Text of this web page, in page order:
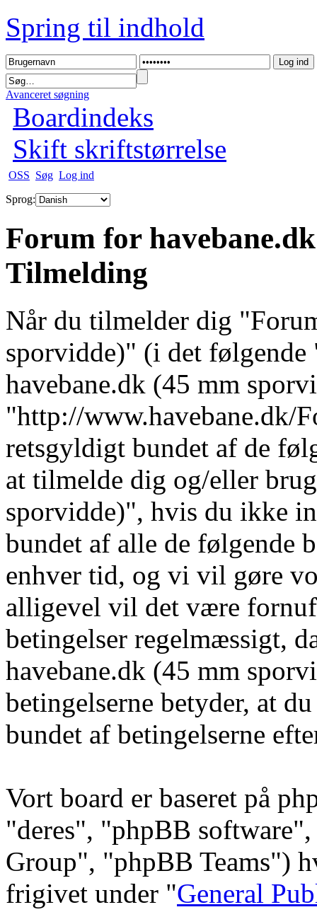
Spring til indhold
Avanceret søgning
Boardindeks
Skift skriftstørrelse
OSS Søg Log ind
Sprog:
Forum for
Tilmelding
Når du tilmelder dig
sporvidde)" (i det
havebane.dk (45 mm
"http://
retsgyldigt bundet af de
at tilmelde dig og/eller
sporvidde)", hvis du ikke
bundet af alle de følgende
enhver tid, og vi vil gøre
alligevel vil det være
betingelser regelmæssigt,
havebane.dk (45 mm
betingelserne betyder, at
bundet af betingelserne
Vort board er baseret på
"deres", "phpBB
Group", "phpBB Teams")
frigivet under "General